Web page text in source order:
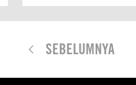
SEBELUMNYA